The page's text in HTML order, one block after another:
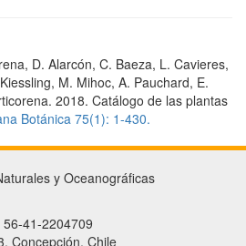
D. Alarcón, C. Baeza, L. Cavieres,
M. Mihoc, A. Pauchard, E.
2018. Catálogo de las plantas
Botánica 75(1): 1-430.
y Oceanográficas
41-2204709
Concepción, Chile